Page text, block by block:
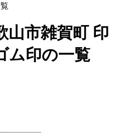
山市雑賀町 印
ム印の一覧